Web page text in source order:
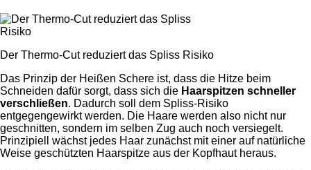
Der Thermo-Cut reduziert das Spliss Risiko
Das Prinzip der Heißen Schere ist, dass die Hitze beim
Schneiden dafür sorgt, dass sich die Haarspitzen schneller
verschließen. Dadurch soll dem Spliss-Risiko
entgegengewirkt werden. Die Haare werden also nicht nur
geschnitten, sondern im selben Zug auch noch versiegelt.
Prinzipiell wächst jedes Haar zunächst mit einer auf natürliche
Weise geschützten Haarspitze aus der Kopfhaut heraus.